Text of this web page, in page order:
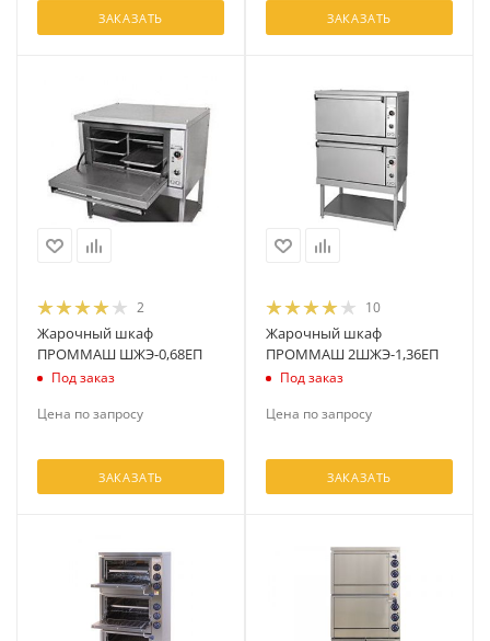
ЗАКАЗАТЬ ЗАКАЗАТЬ
2
Жарочный шкаф
ПРОММАШ ШЖЭ-0,68ЕП
Под заказ
Цена по запросу
ЗАКАЗАТЬ
10
Жарочный шкаф
ПРОММАШ 2ШЖЭ-1,36ЕП
Под заказ
Цена по запросу
ЗАКАЗАТЬ